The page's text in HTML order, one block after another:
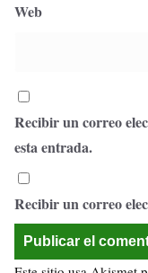
Web
Recibir un correo
esta entrada.
Recibir un correo